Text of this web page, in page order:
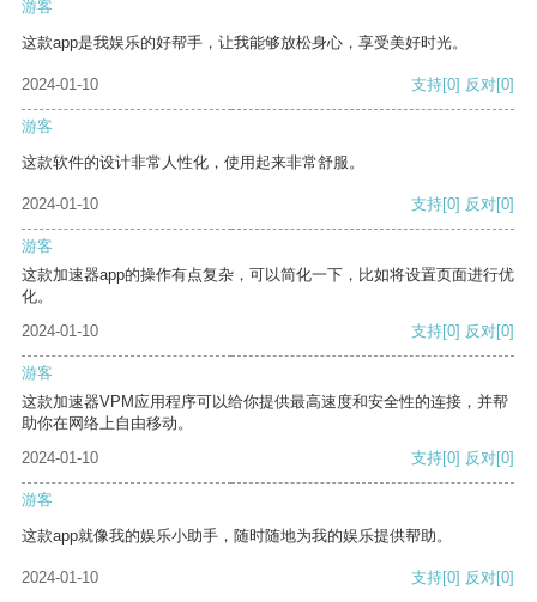
游客
这款app是我娱乐的好帮手，让我能够放松身心，享受美好时光。
2024-01-10 支持[0] 反对[0]
游客
这款软件的设计非常人性化，使用起来非常舒服。
2024-01-10 支持[0] 反对[0]
游客
这款加速器app的操作有点复杂，可以简化一下，比如将设置页面进行优
化。
2024-01-10
支持[0] 反对[0]
游客
这款加速器VPM应用程序可以给你提供最高速度和安全性的连接，并帮
助你在网络上自由移动。
2024-01-10
支持[0] 反对[0]
游客
这款app就像我的娱乐小助手，随时随地为我的娱乐提供帮助。
2024-01-10 支持[0] 反对[0]